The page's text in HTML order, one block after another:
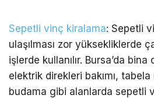
Sepetli vinç kiralama: Sepetli
ulaşılması zor yüksekliklerde
işlerde kullanılır. Bursa’da
elektrik direkleri bakımı, tabela
budama gibi alanlarda sepetli